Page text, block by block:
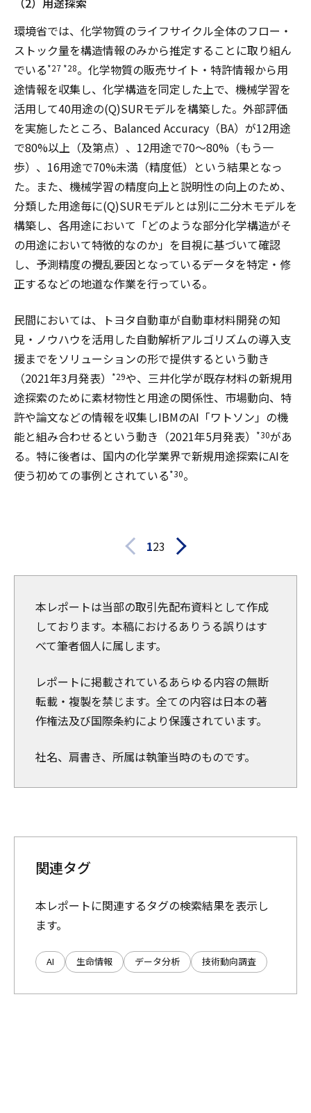
環境省では、化学物質のライフサイクル全体のフロー・
ストック量を構造情報のみから推定することに取り組ん
でいる*27 *28。化学物質の販売サイト・特許情報から用
途情報を収集し、化学構造を同定した上で、機械学習を
活用して40用途の(Q)SURモデルを構築した。外部評価
を実施したところ、Balanced Accuracy（BA）が12用途
で80%以上（及第点）、12用途で70～80%（もう一
歩）、16用途で70%未満（精度低）という結果となっ
た。また、機械学習の精度向上と説明性の向上のため、
分類した用途毎に(Q)SURモデルとは別に二分木モデルを
構築し、各用途において「どのような部分化学構造がそ
の用途において特徴的なのか」を目視に基づいて確認
し、予測精度の攪乱要因となっているデータを特定・修
正するなどの地道な作業を行っている。
民間においては、トヨタ自動車が自動車材料開発の知
見・ノウハウを活用した自動解析アルゴリズムの導入支
援までをソリューションの形で提供するという動き
（2021年3月発表）
*29や、三井化学が既存材料の新規用
途探索のために素材物性と用途の関係性、市場動向、特
許や論文などの情報を収集しIBMのAI「ワトソン」の機
能と組み合わせるという動き（2021年5月発表）
*30があ
る。特に後者は、国内の化学業界で新規用途探索にAIを
使う初めての事例とされている*30。
123
本レポートは当部の取引先配布資料として作成
しております。本稿におけるありうる誤りはす
べて筆者個人に属します。
レポートに掲載されているあらゆる内容の無断
転載・複製を禁じます。全ての内容は日本の著
作権法及び国際条約により保護されています。
社名、肩書き、所属は執筆当時のものです。
関連タグ
本レポートに関連するタグの検索結果を表示し
ます。
AI 生命情報 データ分析 技術動向調査